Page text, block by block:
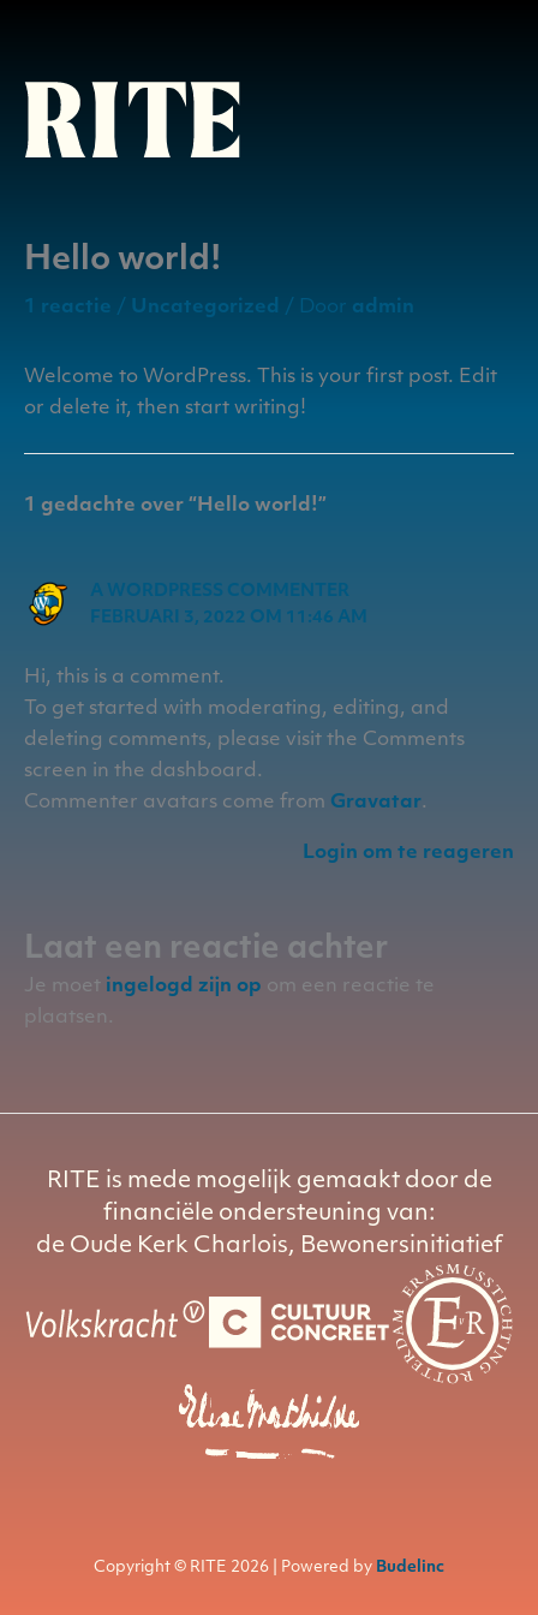
inhoud
Hello world!
1 reactie / Uncategorized / Door admin
Welcome to WordPress. This is your first post. Edit
or delete it, then start writing!
1 gedachte over “Hello world!”
A WORDPRESS COMMENTER
FEBRUARI 3, 2022 OM 11:46 AM
Hi, this is a comment.
To get started with moderating, editing, and
deleting comments, please visit the Comments
screen in the dashboard.
Commenter avatars come from Gravatar.
Login om te reageren
Laat een reactie achter
Je moet ingelogd zijn op om een reactie te
plaatsen.
RITE is mede mogelijk gemaakt door de
financiële ondersteuning van:
de Oude Kerk Charlois, Bewonersinitiatief
Copyright © RITE 2026 | Powered by Budelinc